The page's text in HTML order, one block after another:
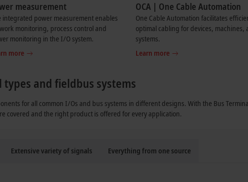
measurement
integrated power measurement enables
monitoring, process control and
monitoring in the I/O system.
more
OCA | One Cable Automation
One Cable Automation facilitates
optimal cabling for devices, machines,
systems.
Learn more
and fieldbus systems
for all common I/Os and bus systems in different designs. With the Bus
covered and the right product is offered for every application.
Extensive variety of signals Everything from one source